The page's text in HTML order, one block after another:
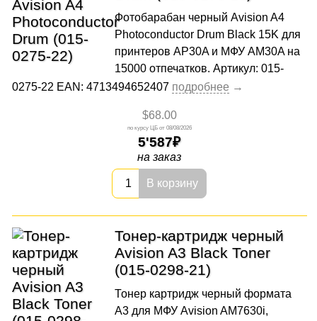
Фотобарабан черный Avision A4
Photoconductor Drum Black 15K для
принтеров AP30A и МФУ AM30A на
15000 отпечатков. Артикул: 015-
0275-22 EAN: 4713494652407
$68.00
08/08/2026
5'587
на заказ
В корзину
Тонер-картридж черный
Avision A3 Black Toner
(015-0298-21)
Тонер картридж черный формата
А3 для МФУ Avision AM7630i,